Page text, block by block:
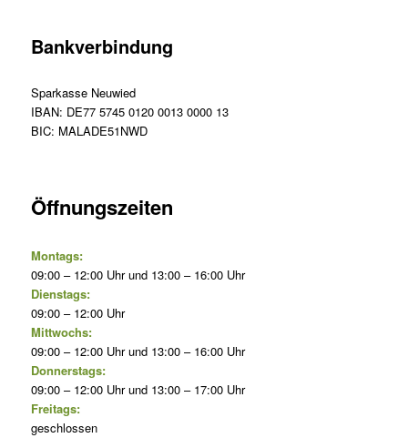
Bankverbindung
Sparkasse Neuwied
IBAN: DE77 5745 0120 0013 0000 13
BIC: MALADE51NWD
Öffnungszeiten
Montags:
09:00 – 12:00 Uhr und 13:00 – 16:00 Uhr
Dienstags:
09:00 – 12:00 Uhr
Mittwochs:
09:00 – 12:00 Uhr und 13:00 – 16:00 Uhr
Donnerstags:
09:00 – 12:00 Uhr und 13:00 – 17:00 Uhr
Freitags:
geschlossen